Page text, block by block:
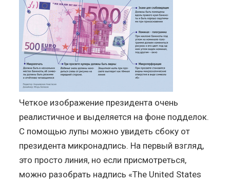
Четкое изображение президента очень
реалистичное и выделяется на фоне подделок.
С помощью лупы можно увидеть сбоку от
президента микронадпись. На первый взгляд,
это просто линия, но если присмотреться,
можно разобрать надпись «The United States